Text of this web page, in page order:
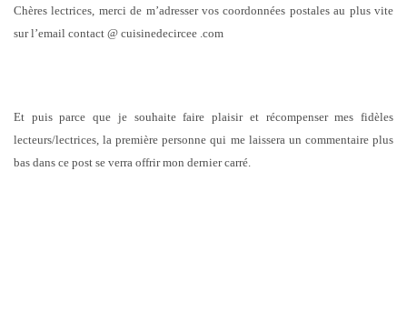
Chères lectrices, merci de m’adresser vos coordonnées postales au plus vite
sur l’email contact @ cuisinedecircee .com
Et puis parce que je souhaite faire plaisir et récompenser mes fidèles
lecteurs/lectrices, la première personne qui me laissera un commentaire plus
bas dans ce post se verra offrir mon dernier carré.